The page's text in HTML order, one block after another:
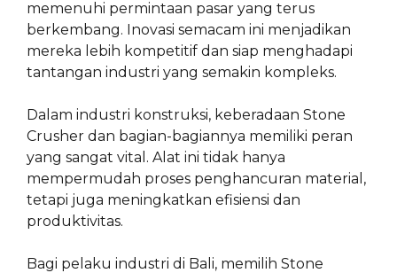
memenuhi permintaan pasar yang terus
berkembang. Inovasi semacam ini menjadikan
mereka lebih kompetitif dan siap menghadapi
tantangan industri yang semakin kompleks.
Dalam industri konstruksi, keberadaan Stone
Crusher dan bagian-bagiannya memiliki peran
yang sangat vital. Alat ini tidak hanya
mempermudah proses penghancuran material,
tetapi juga meningkatkan efisiensi dan
produktivitas.
Bagi pelaku industri di Bali, memilih Stone